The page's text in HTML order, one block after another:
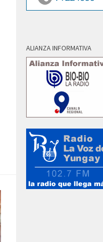
ALIANZA INFORMATIVA